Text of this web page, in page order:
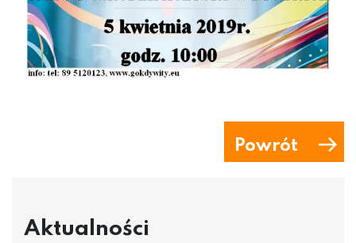
Powrót
Aktualności